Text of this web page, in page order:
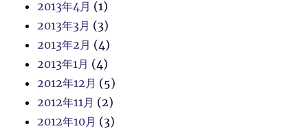
2013年4月 (1)
2013年3月 (3)
2013年2月 (4)
2013年1月 (4)
2012年12月 (5)
2012年11月 (2)
2012年10月 (3)